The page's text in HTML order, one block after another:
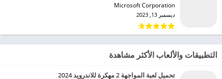
Microsoft Corporation‏
ديسمبر 13, 2023
التطبيقات والألعاب الأكثر مشاهدة
تحميل لعبة المواجهة 2 مهكرة للاندرويد 2024